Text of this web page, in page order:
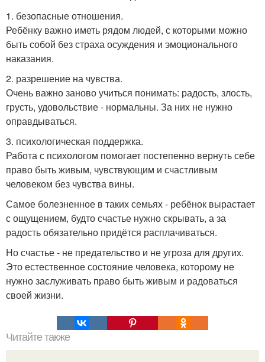
1. безопасные отношения.
Ребёнку важно иметь рядом людей, с которыми можно
быть собой без страха осуждения и эмоционального
наказания.
2. разрешение на чувства.
Очень важно заново учиться понимать: радость, злость,
грусть, удовольствие - нормальны. За них не нужно
оправдываться.
3. психологическая поддержка.
Работа с психологом помогает постепенно вернуть себе
право быть живым, чувствующим и счастливым
человеком без чувства вины.
Самое болезненное в таких семьях - ребёнок вырастает
с ощущением, будто счастье нужно скрывать, а за
радость обязательно придётся расплачиваться.
Но счастье - не предательство и не угроза для других.
Это естественное состояние человека, которому не
нужно заслуживать право быть живым и радоваться
своей жизни.
Читайте также